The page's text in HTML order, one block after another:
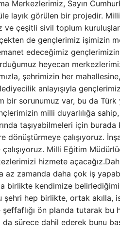
Merkezlerimiz, Sayın
layık görülen bir projedir.
ve çeşitli sivil toplum
de gençlerimiz işimizin
edeceğimiz gençlerimizin
heyecan
şehrimizin her
anlayışıyla
bir sorunumuz var, bu da Türk
milli duyarlılığa
taşıyabilmeleri için
dönüştürmeye çalışıyoruz.
Milli Eğitim
hizmete
az zamanda daha çok iş
birlikte kendimize
şehri hep birlikte, ortak
şeffaflığı ön planda tutarak
da sürece dahil ederek bunu